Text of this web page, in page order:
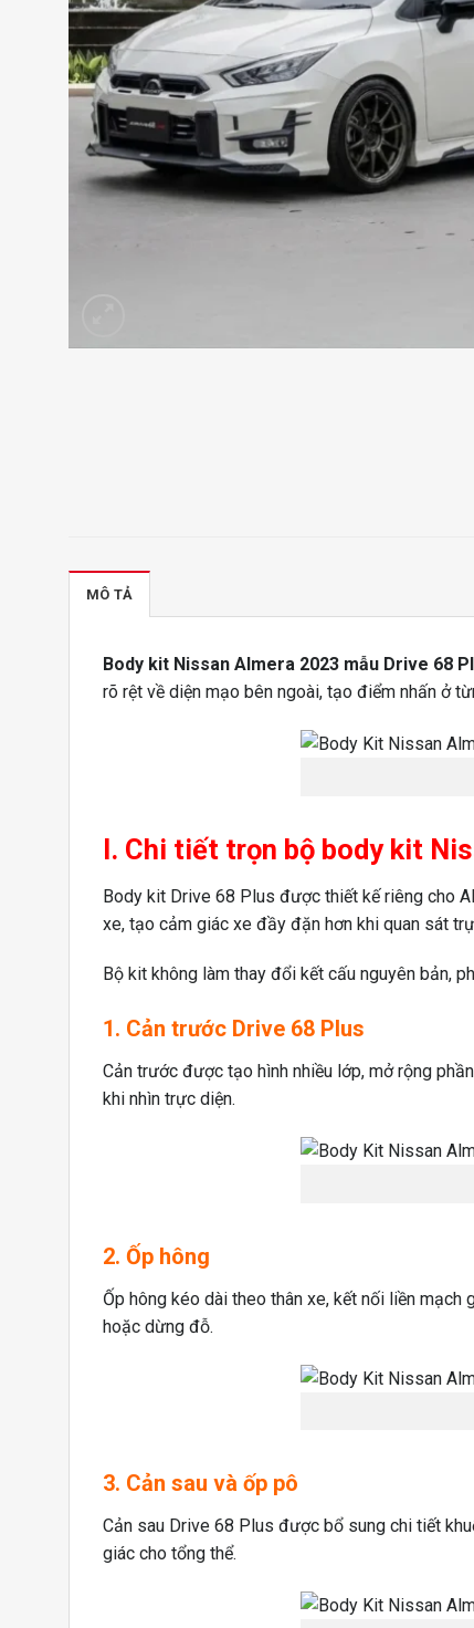
MÔ TẢ
Body kit Nissan Almera 2023 mẫu Drive 68
rõ rệt về diện mạo bên ngoài, tạo điểm nhấn ở
I. Chi tiết trọn bộ body kit
Body kit Drive 68 Plus được thiết kế riêng cho
xe, tạo cảm giác xe đầy đặn hơn khi quan sát
Bộ kit không làm thay đổi kết cấu nguyên bản,
1. Cản trước Drive 68 Plus
Cản trước được tạo hình nhiều lớp, mở rộng
khi nhìn trực diện.
2. Ốp hông
Ốp hông kéo dài theo thân xe, kết nối liền
hoặc dừng đỗ.
3. Cản sau và ốp pô
Cản sau Drive 68 Plus được bổ sung chi tiết
giác cho tổng thể.